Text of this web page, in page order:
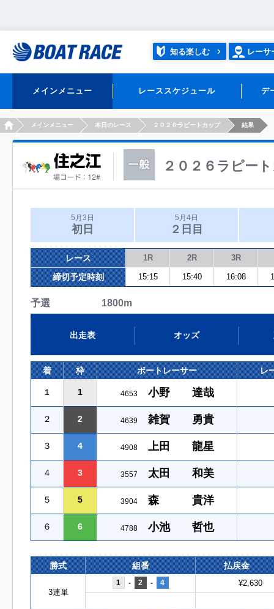
知る楽しむ レーサ
メインメニュー レーススケジュール デ
HOMEメインメニュー 本日のレース ２０２６ラピートカップ 結果
２０２６ラピー
5月3日
初日
5月4日
２日目
レース 1R 2R 3R
締切予定時刻 15:15 15:40 16:08
予選 1800m
出走表 オッズ
着 枠 ボートレーサー レ
１ 1 4653 小野 達哉
２ 2 4639 雑賀 勇貴
３ 4 4908 上田 龍星
４ 3 3557 太田 和美
５ 5 3904 森 貴洋
６ 6 4788 小池 哲也
勝式 組番 払戻金
3連単
1 - 2 - 4 ¥2,630